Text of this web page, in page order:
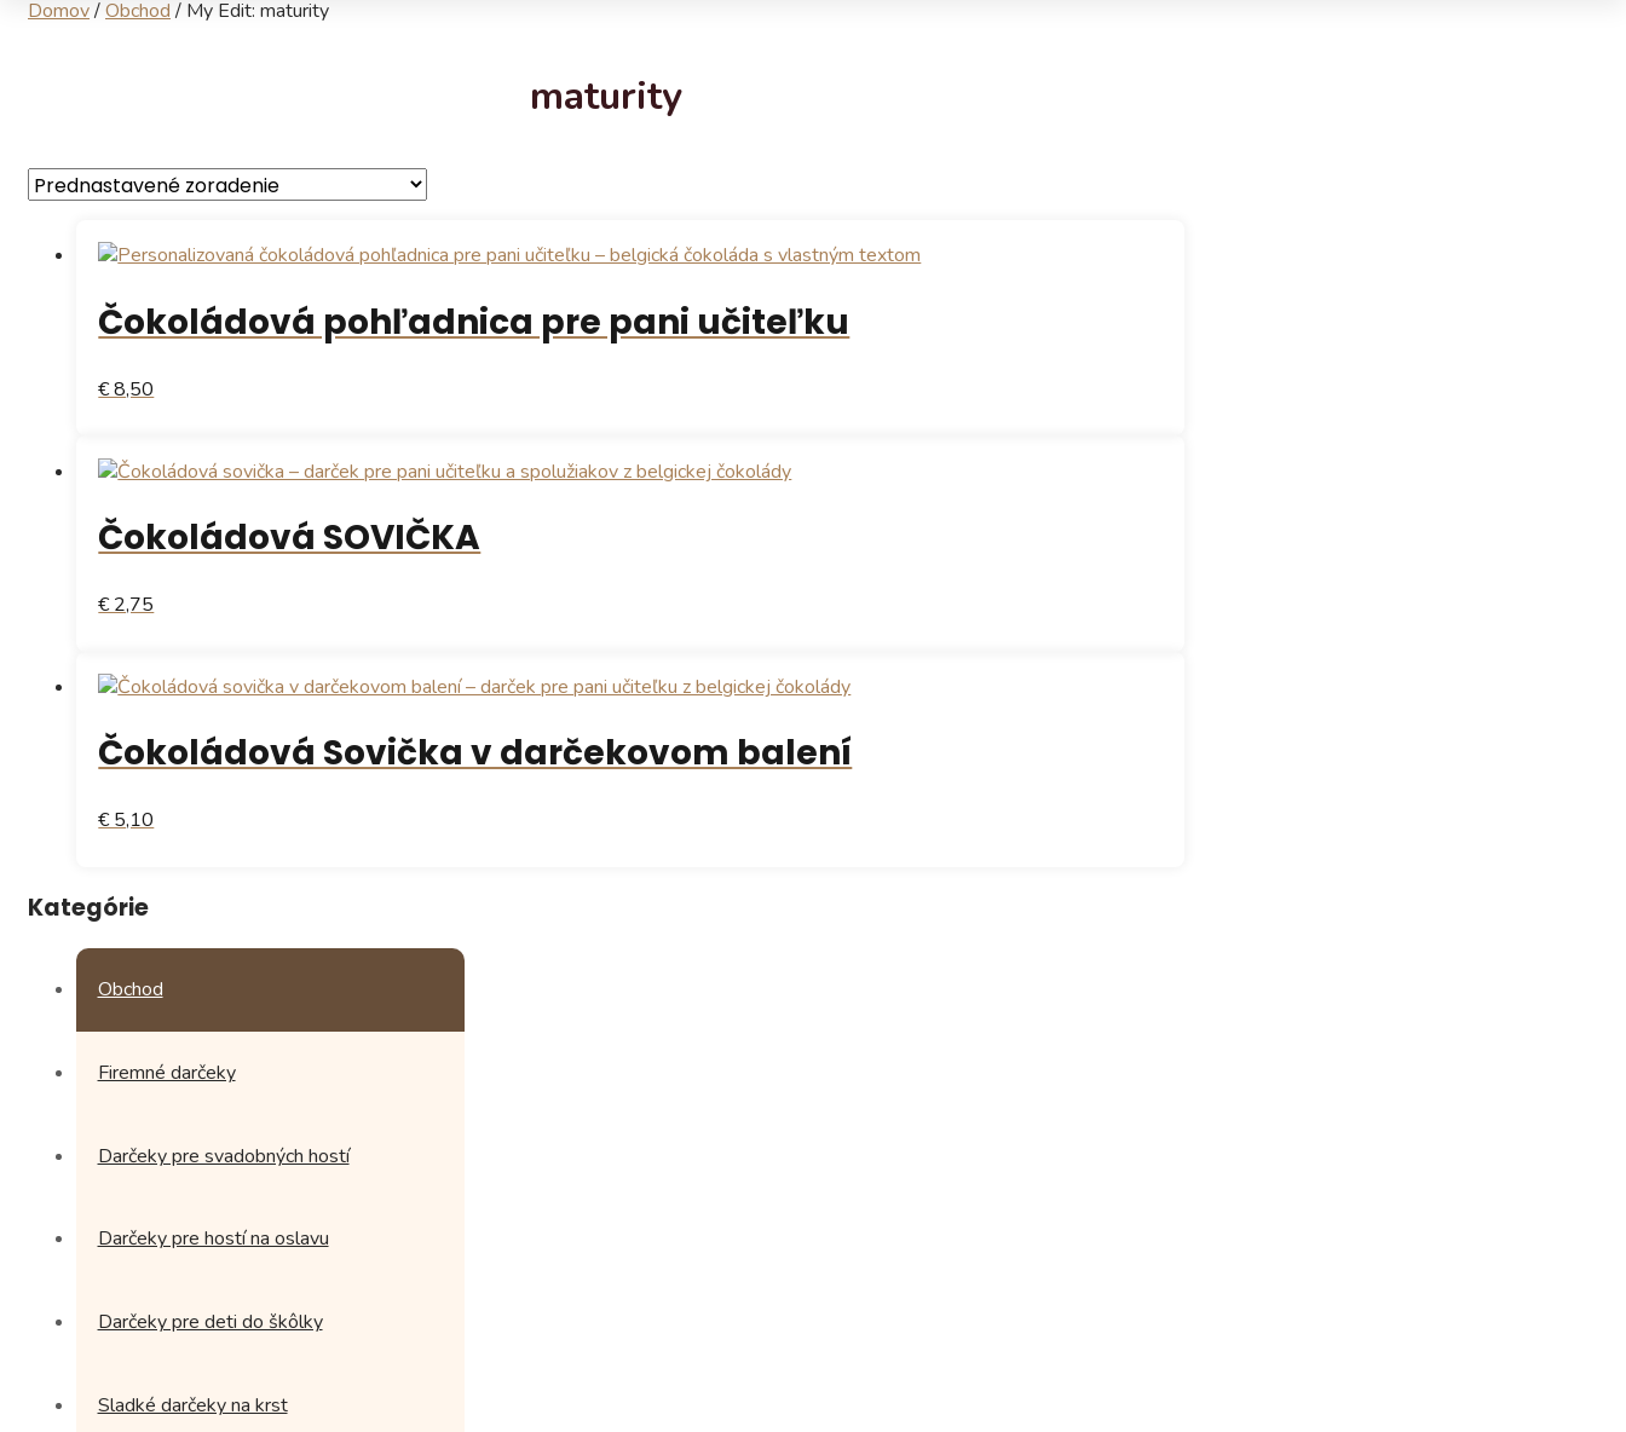
Domov/Obchod / My Edit: maturity
maturity
Čokoládová pohľadnica pre pani učiteľku
€ 8,50
Čokoládová SOVIČKA
€ 2,75
Čokoládová Sovička v darčekovom balení
€ 5,10
Kategórie
Obchod
Firemné darčeky
Darčeky pre svadobných hostí
Darčeky pre hostí na oslavu
Darčeky pre deti do škôlky
Sladké darčeky na krst